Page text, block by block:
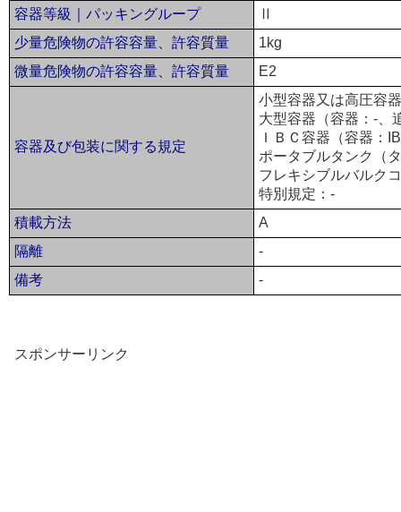
容器等級｜パッキングループ
Ⅱ
少量危険物の許容容量、許容質量
1kg
微量危険物の許容容量、許容質量
E2
容器及び包装に関する規定
小型容器又は高圧容
大型容器（容器：-、
ＩＢＣ容器（容器：
ポータブルタンク（
フレキシブルバルク
特別規定：-
積載方法
A
隔離
-
備考
-
スポンサーリンク